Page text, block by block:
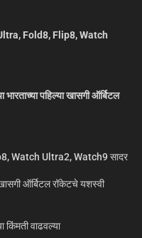
Fold8, Flip8, Watch
पहिल्या खासगी ऑर्बिटल
Watch Ultra2, Watch9 सादर
ऑर्बिटल रॉकेटचे यशस्वी
वाढवल्या